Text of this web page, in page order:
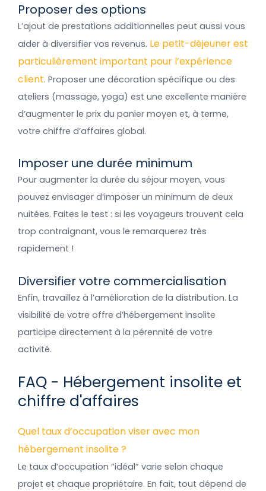
Proposer des options
L’ajout de prestations additionnelles peut aussi vous
aider à diversifier vos revenus. Le petit-déjeuner est
particulièrement important pour l’expérience
client. Proposer une décoration spécifique ou des
ateliers (massage, yoga) est une excellente manière
d’augmenter le prix du panier moyen et, à terme,
votre chiffre d’affaires global.
Imposer une durée minimum
Pour augmenter la durée du séjour moyen, vous
pouvez envisager d’imposer un minimum de deux
nuitées. Faites le test : si les voyageurs trouvent cela
trop contraignant, vous le remarquerez très
rapidement !
Diversifier votre commercialisation
Enfin, travaillez à l’amélioration de la distribution. La
visibilité de votre offre d’hébergement insolite
participe directement à la pérennité de votre
activité.
FAQ - Hébergement insolite et
chiffre d'affaires
Quel taux d’occupation viser avec mon
hébergement insolite ?
Le taux d’occupation “idéal” varie selon chaque
projet et chaque propriétaire. En fait, tout dépend de